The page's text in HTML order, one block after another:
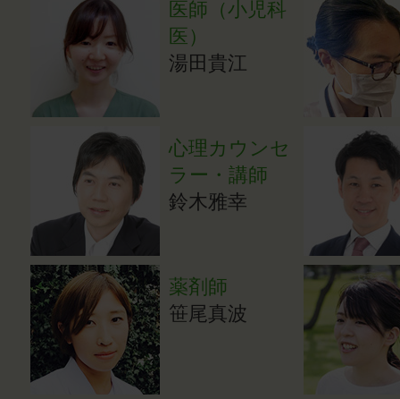
医師（小児科
医）
湯田貴江
心理カウンセ
ラー・講師
鈴木雅幸
薬剤師
笹尾真波